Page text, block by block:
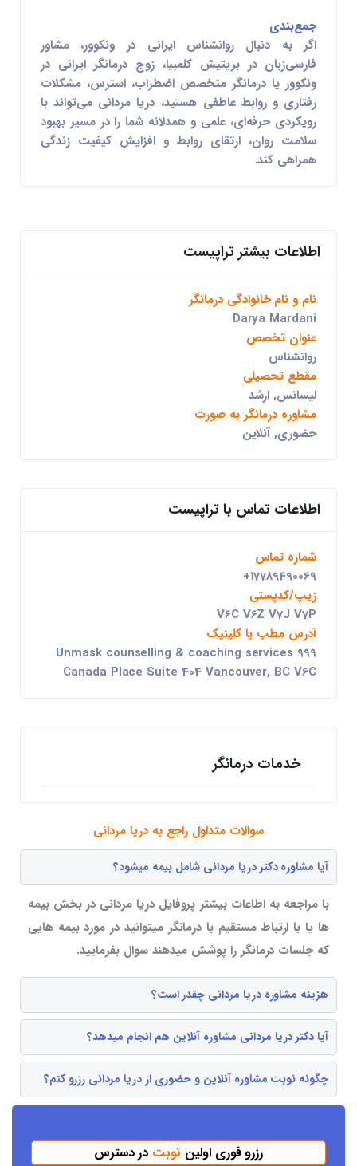
جمع‌بندی
اگر به دنبالروانشناس ایرانی در ونکوور،مشاور
فارسی‌زبان در بریتیش کلمبیا،زوج درمانگر ایرانی در
ونکووریادرمانگر متخصص اضطراب، استرس، مشکلات
رفتاری و روابط عاطفی هستید، دریا مردانی می‌تواند با
رویکردی حرفه‌ای، علمی و همدلانه شما را در مسیر بهبود
سلامت روان، ارتقای روابط و افزایش کیفیت زندگی
همراهی کند.
اطلاعات بیشتر تراپیست
نام و نام خانوادگی درمانگر
Darya Mardani
عنوان تخصص
روانشناس
مقطع تحصیلی
لیسانس, ارشد
مشاوره درمانگر به صورت
حضوری, آنلاین
اطلاعات تماس با تراپیست
شماره تماس
+17789490069
زیپ/کدپستی
V6C V6Z V7J V7P
آدرس مطب یا کلینیک
Unmask counselling & coaching services 999
Canada Place Suite 404 Vancouver, BC V6C
خدمات درمانگر
سوالات متداول راجع به دریا مردانی
آیا مشاوره دکتر دریا مردانی شامل بیمه میشود؟
با مراجعه به اطاعات بیشتر پروفایل دریا مردانی در بخش بیمه
ها یا با ارتباط مستقیم با درمانگر میتوانید در مورد بیمه هایی
که جلسات درمانگر را پوشش میدهند سوال بفرمایید.
هزینه مشاوره دریا مردانی چقدر است؟
آیا دکتر دریا مردانی مشاوره آنلاین هم انجام میدهد؟
چگونه نوبت مشاوره آنلاین و حضوری از دریا مردانی رزرو کنم؟
رزرو فوری اولین نوبت در دسترس